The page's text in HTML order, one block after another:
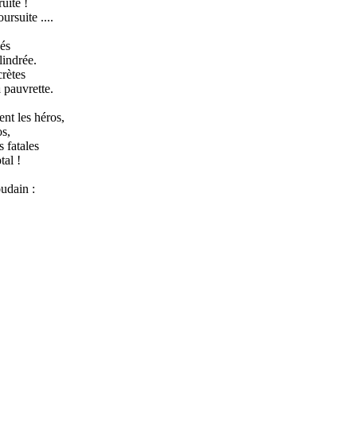
!
....
pauvrette.
les héros,
fatales
!
: